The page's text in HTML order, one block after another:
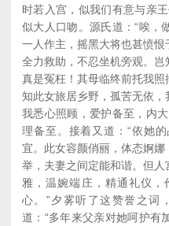
时若入宫，似我们有意与亲
似大人口吻。源氏道：“唉，
一人作主，摇黑大将也甚愤
全力救助，不忍坐机旁观。岂
真是冤枉！其母临终前托我
知此女旅居乡野，孤苦无依
我悉心照顾，爱护备至，内
理备至。接着又道：“依她
宜。此女容颜俏丽，体态婀
举，夫妻之间定能和谐。但
雅，温婉端庄，精通礼仪
心。”夕雾听了这赞誉之词
道：“多年来父亲对她呵护有